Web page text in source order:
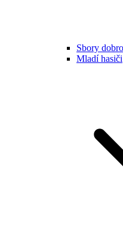
Sbory
Mladí hasiči